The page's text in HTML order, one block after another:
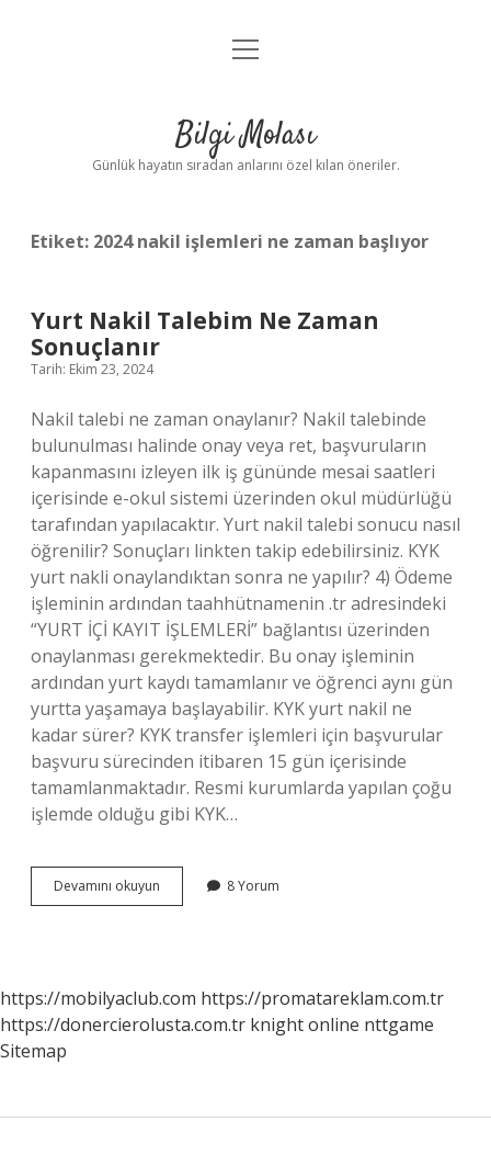
Anasayfa
Yasal Uyarı
menüyü
Bilgi Molası
Günlük hayatın sıradan anlarını özel kılan öneriler.
Etiket: 2024 nakil işlemleri ne zaman başlıyor
Yurt Nakil Talebim Ne Zaman
Sonuçlanır
Tarih: Ekim 23, 2024
Nakil talebi ne zaman onaylanır? Nakil talebinde
bulunulması halinde onay veya ret, başvuruların
kapanmasını izleyen ilk iş gününde mesai saatleri
içerisinde e-okul sistemi üzerinden okul müdürlüğü
tarafından yapılacaktır. Yurt nakil talebi sonucu nasıl
öğrenilir? Sonuçları linkten takip edebilirsiniz. KYK
yurt nakli onaylandıktan sonra ne yapılır? 4) Ödeme
işleminin ardından taahhütnamenin .tr adresindeki
“YURT İÇİ KAYIT İŞLEMLERİ” bağlantısı üzerinden
onaylanması gerekmektedir. Bu onay işleminin
ardından yurt kaydı tamamlanır ve öğrenci aynı gün
yurtta yaşamaya başlayabilir. KYK yurt nakil ne
kadar sürer? KYK transfer işlemleri için başvurular
başvuru sürecinden itibaren 15 gün içerisinde
tamamlanmaktadır. Resmi kurumlarda yapılan çoğu
işlemde olduğu gibi KYK…
Devamını okuyun
Nakil
8 Yorum
https://mobilyaclub.com https://promatareklam.com.tr
https://donercierolusta.com.tr knight online nttgame
Sitemap